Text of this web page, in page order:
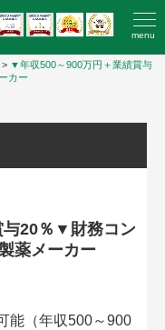
menu
> ▼年収500～900万円＋業績賞与
カー
与20％▼財務コン
薬メーカー
能（年収500～900